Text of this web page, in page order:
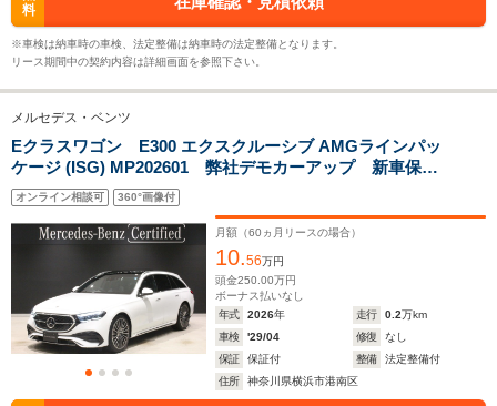
WLTCモード
燃費
排気量
駆動方式
18.7km/L
└高速道路:16.7～
FR
└市街地:12.8km/L
└郊外:16.8km/L
└高速道路:19.3km/L
4WD
└郊外
料
※車検は納車時の車検、法定整備は納車時の法定整備となります。
リース期間中の契約内容は詳細画面を参照下さい。
メルセデス・ベンツ
Eクラスワゴン E300 エクスクルーシブ AMGラインパッ
ケージ (ISG) MP202601 弊社デモカーアップ 新車保証
継承 AMGラインパッケージ レザーエクスクルーシブ
パッケージ シートベンチレーター ステアリングヒー
ター レーダーセーフティーパッケージ 360°カメラシ
オンライン相談可 360°画像付
月額（60 ヵ月リースの場合）
10.56万円
頭金250.00万円
ボーナス払いなし
年式
2026年 走行 0.2万km
車検
'29/04 修復
なし
保証
保証付 整備
法定整備付
住所
神奈川県横浜市港南区